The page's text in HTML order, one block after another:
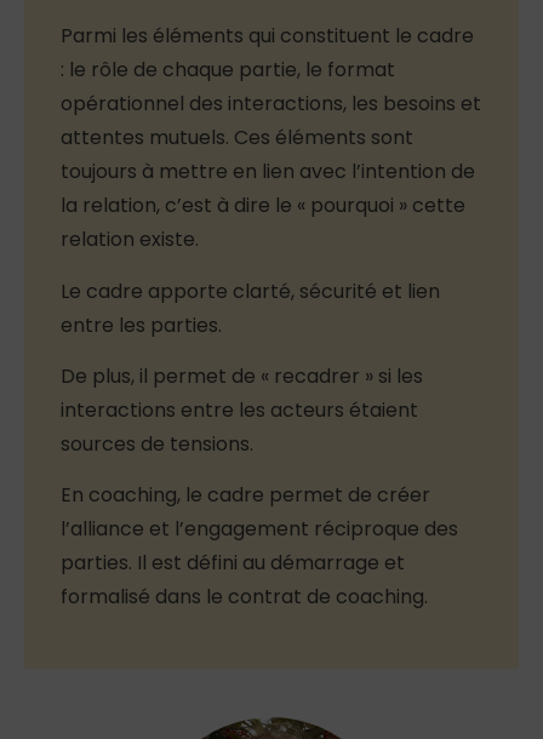
Parmi les éléments qui constituent le cadre
: le rôle de chaque partie, le format
opérationnel des interactions, les besoins et
attentes mutuels. Ces éléments sont
toujours à mettre en lien avec l’intention de
la relation, c’est à dire le « pourquoi » cette
relation existe.
Le cadre apporte clarté, sécurité et lien
entre les parties.
De plus, il permet de « recadrer » si les
interactions entre les acteurs étaient
sources de tensions.
En coaching, le cadre permet de créer
l’alliance et l’engagement réciproque des
parties. Il est défini au démarrage et
formalisé dans le contrat de coaching.